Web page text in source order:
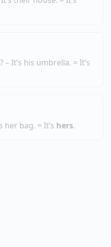
It’s his umbrella. = It’s
her bag. = It’s hers.